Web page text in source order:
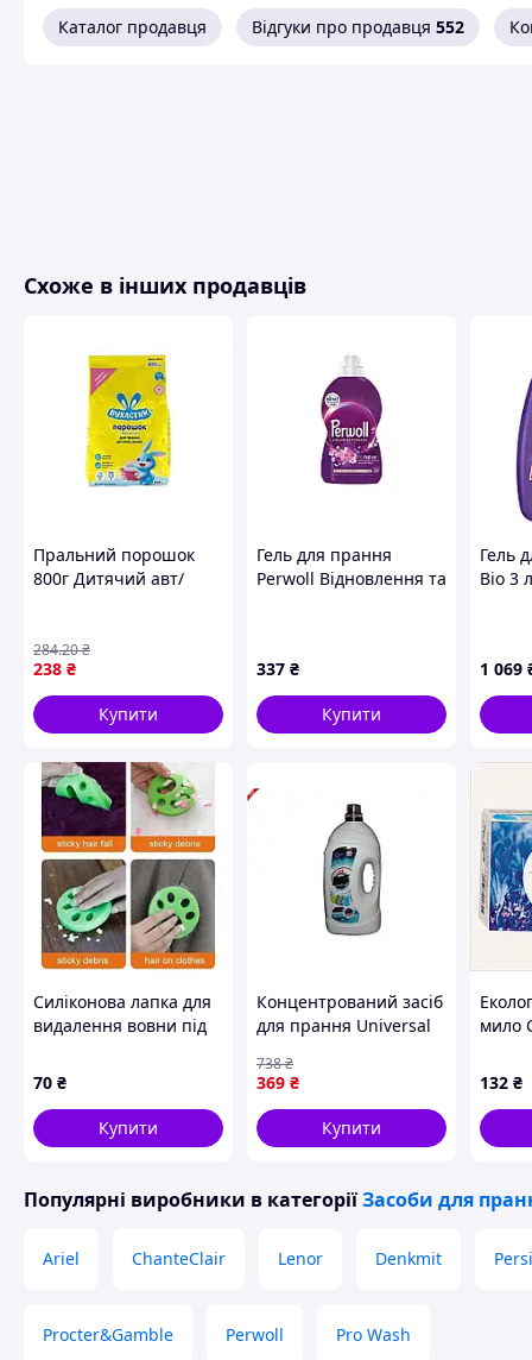
Каталог продавця Відгуки про продавця 552
Схоже в інших продавців
Пральний порошок
800г Дитячий авт/
238 ₴
284.20₴
Купити
Гель для прання
Perwoll Відновлення та
337 ₴
Купити
Гель
Bio 3 л
1 069
Силіконова лапка для
видалення вовни під
70 ₴
Купити
Концентрований засіб
для прання Universal
BLIK для ефективного
догляду за одягом
369 ₴
738₴
Купити
мило
132 ₴
Популярні виробники в категоріїЗасоби для
Ariel ChanteClair Lenor Denkmit
Procter&Gamble Perwoll Pro Wash